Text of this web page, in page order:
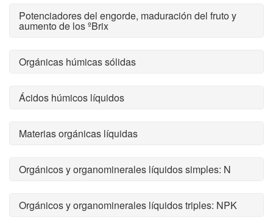
Potenciadores del engorde, maduración del fruto y
aumento de los ºBrix
Orgánicas húmicas sólidas
Ácidos húmicos líquidos
Materias orgánicas líquidas
Orgánicos y organominerales líquidos simples: N
Orgánicos y organominerales líquidos triples: NPK